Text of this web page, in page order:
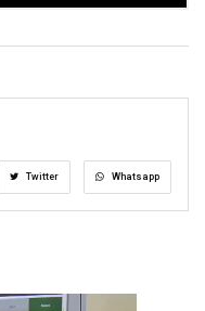
Twitter Whatsapp